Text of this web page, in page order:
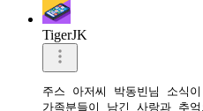
TigerJK
주스 아저씨 박동빈님 소식
가족분들이 남긴 사랑과 추